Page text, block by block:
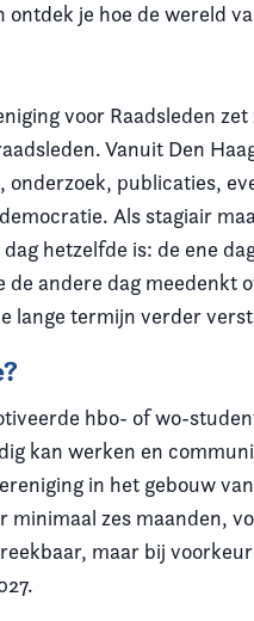
ontdek je hoe de wereld
voor Raadsleden
Vanuit Den
onderzoek, publicaties,
Als stagiair
hetzelfde is: de ene
andere dag meedenkt
lange termijn verder
hbo- of wo-
kan werken en
in het gebouw
minimaal zes maanden,
maar bij